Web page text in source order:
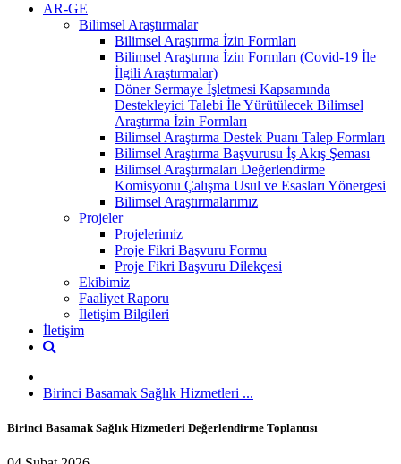
AR-GE
Bilimsel Araştırmalar
Bilimsel Araştırma İzin Formları
Bilimsel Araştırma İzin Formları (Covid-19 İle
İlgili Araştırmalar)
Döner Sermaye İşletmesi Kapsamında
Destekleyici Talebi İle Yürütülecek Bilimsel
Araştırma İzin Formları
Bilimsel Araştırma Destek Puanı Talep Formları
Bilimsel Araştırma Başvurusu İş Akış Şeması
Bilimsel Araştırmaları Değerlendirme
Komisyonu Çalışma Usul ve Esasları Yönergesi
Bilimsel Araştırmalarımız
Projeler
Projelerimiz
Proje Fikri Başvuru Formu
Proje Fikri Başvuru Dilekçesi
Ekibimiz
Faaliyet Raporu
İletişim Bilgileri
İletişim
Birinci Basamak Sağlık Hizmetleri ...
Birinci Basamak Sağlık Hizmetleri Değerlendirme Toplantısı